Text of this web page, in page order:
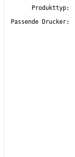
Produkttyp:
Passende Drucker: